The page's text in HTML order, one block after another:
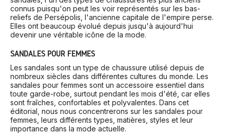
connus puisqu'on peut les voir représentés sur les bas-
reliefs de Persépolis, l'ancienne capitale de l'empire perse.
Elles ont beaucoup évolué depuis jusqu'à aujourd'hui
devenir une véritable icône de la mode.
SANDALES POUR FEMMES
Les sandales sont un type de chaussure utilisé depuis de
nombreux siècles dans différentes cultures du monde. Les
sandales pour femmes sont un accessoire essentiel dans
toute garde-robe, surtout pendant les mois d'été, car elles
sont fraîches, confortables et polyvalentes. Dans cet
éditorial, nous nous concentrerons sur les sandales pour
femmes, leurs différents types, matières, styles et leur
importance dans la mode actuelle.